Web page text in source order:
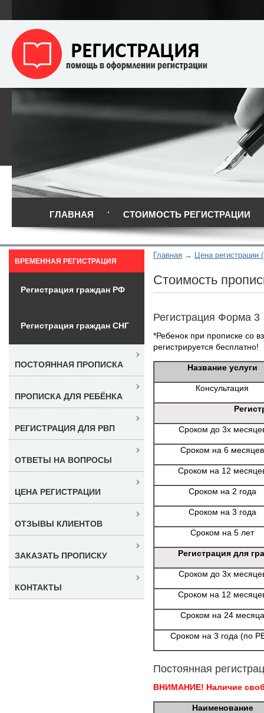
ГЛАВНАЯ СТОИМОСТЬ РЕГИСТРАЦИИ
Главная Цена регистрации
Стоимость
Регистрация Форма 3
*Ребенок при прописке со
регистрируется бесплатно!
Название услуги
Консультация
Сроком до 3х
Сроком на 6 месяцев
Сроком на 12
Сроком на 2 года
Сроком на 3 года
Сроком на 5 лет
Регистрация для
Сроком до 3х
Сроком на 12
Сроком на 24 месяца
Сроком на 3 года (по
Постоянная
ВНИМАНИЕ! Наличие
Наименование
ВРЕМЕННАЯ РЕГИСТРАЦИЯ
Регистрация граждан РФ
Регистрация граждан СНГ
ПОСТОЯННАЯ ПРОПИСКА
ПРОПИСКА ДЛЯ РЕБЁНКА
РЕГИСТРАЦИЯ ДЛЯ РВП
ОТВЕТЫ НА ВОПРОСЫ
ЦЕНА РЕГИСТРАЦИИ
ОТЗЫВЫ КЛИЕНТОВ
ЗАКАЗАТЬ ПРОПИСКУ
КОНТАКТЫ